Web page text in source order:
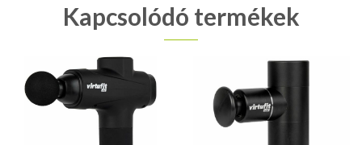
Kapcsolódó termékek